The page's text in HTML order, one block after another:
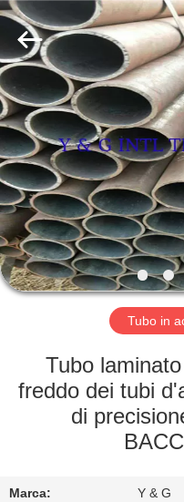
CASA
PRODOTTI
CIRCA
NOI
GIRO
FABBRICA
CONTROLLO
acciaio
carbonio
fornitore.
Copyright
©
2018
-
2025
Y
&
International
Trading
Company
Limited.
All
Rights
Reserved.
Tubo in
Tubo
freddo dei tubi
di
Marca: Y & G